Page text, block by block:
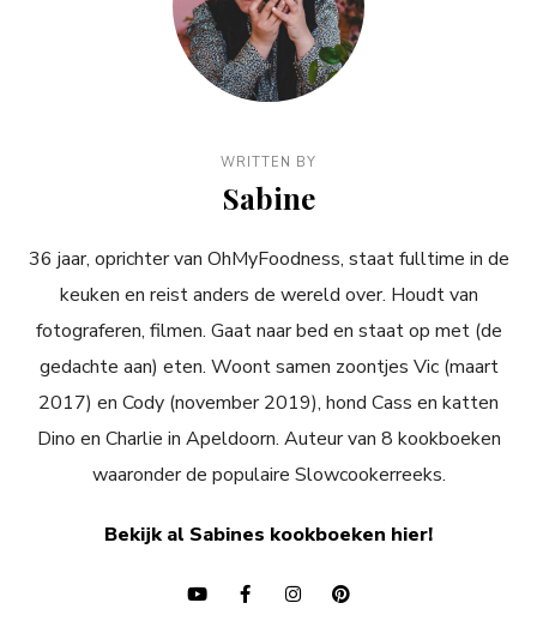
WRITTEN BY
Sabine
36 jaar, oprichter van OhMyFoodness, staat fulltime in de
keuken en reist anders de wereld over. Houdt van
fotograferen, filmen. Gaat naar bed en staat op met (de
gedachte aan) eten. Woont samen zoontjes Vic (maart
2017) en Cody (november 2019), hond Cass en katten
Dino en Charlie in Apeldoorn. Auteur van 8 kookboeken
waaronder de populaire Slowcookerreeks.
Bekijk al Sabines kookboeken hier!